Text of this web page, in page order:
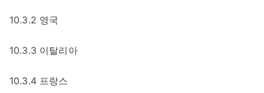
10.3.2 영국
10.3.3 이탈리아
10.3.4 프랑스